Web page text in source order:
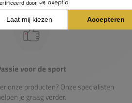
voor de sport
onze producten? Onze specialisten
je graag verder.